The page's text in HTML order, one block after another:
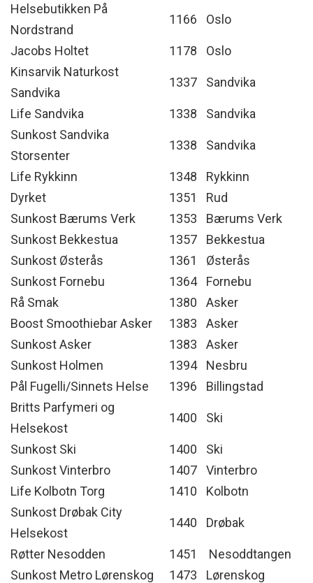
Helsebutikken På
Nordstrand
1166 Oslo
Jacobs Holtet 1178
Oslo
Kinsarvik Naturkost
Sandvika
1337 Sandvika
Life Sandvika 1338
Sandvika
Sunkost Sandvika
Storsenter
1338 Sandvika
Life Rykkinn 1348
Rykkinn
Dyrket
1351
Rud
Sunkost Bærums Verk
1353
Bærums Verk
Sunkost Bekkestua
1357
Bekkestua
Sunkost Østerås
1361
Østerås
Sunkost Fornebu
1364
Fornebu
Rå Smak
1380
Asker
Boost Smoothiebar Asker
1383
Asker
Sunkost Asker
1383
Asker
Sunkost Holmen
1394
Nesbru
Pål Fugelli/Sinnets Helse
1396
Billingstad
Britts Parfymeri og
Helsekost
1400 Ski
Sunkost Ski 1400
Ski
Sunkost Vinterbro
1407
Vinterbro
Life Kolbotn Torg
1410
Kolbotn
Sunkost Drøbak City
Helsekost
1440 Drøbak
Røtter Nesodden 1451
Nesoddtangen
Sunkost Metro Lørenskog
1473
Lørenskog